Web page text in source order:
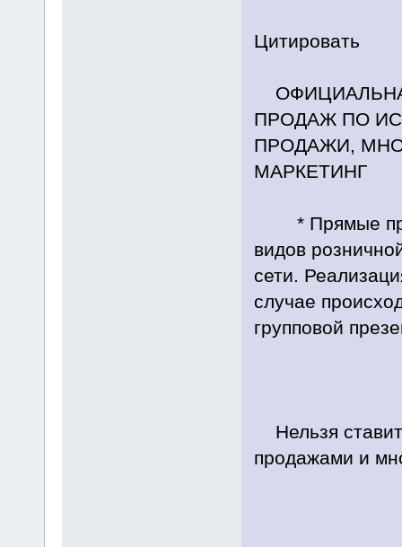
Цитировать
ПРОДАЖ ПО
ПРОДАЖИ,
МАРКЕТИНГ
* Прямые
видов
сети.
случае
групповой
Нельзя
продажами и